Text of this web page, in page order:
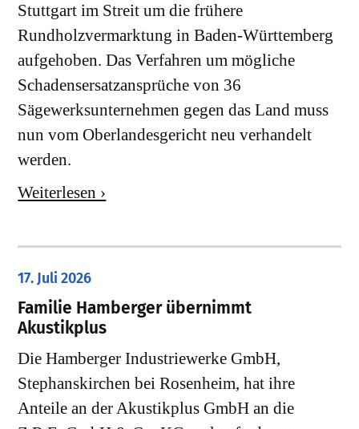
Stuttgart im Streit um die frühere
Rundholzvermarktung in Baden-Württemberg
aufgehoben. Das Verfahren um mögliche
Schadensersatzansprüche von 36
Sägewerksunternehmen gegen das Land muss
nun vom Oberlandesgericht neu verhandelt
werden.
Weiterlesen ›
17. Juli 2026
Familie Hamberger übernimmt
Akustikplus
Die Hamberger Industriewerke GmbH,
Stephanskirchen bei Rosenheim, hat ihre
Anteile an der Akustikplus GmbH an die